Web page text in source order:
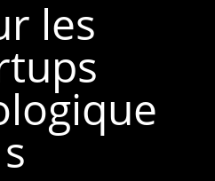
les
s